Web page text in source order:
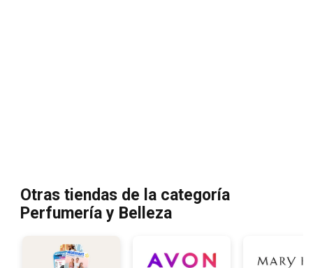
Otras tiendas de la categoría
Perfumería y Belleza